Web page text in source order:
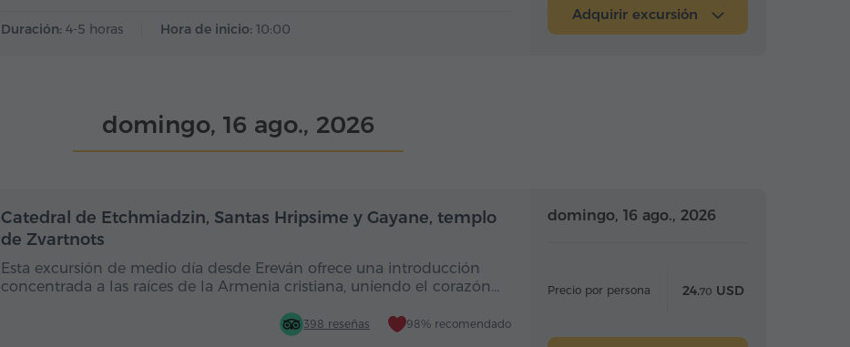
Duración: 4-5 horas Hora de inicio: 10:00
Adquirir excursión
domingo, 16 ago., 2026
Medio día Medio día
Catedral de Etchmiadzin, Santas Hripsime y Gayane, templo
de Zvartnots
Esta excursión de medio día desde Ereván ofrece una introducción
concentrada a las raíces de la Armenia cristiana, uniendo el corazón…
398 reseñas 98% recomendado
domingo, 16 ago., 2026
Precio por persona 24.70 USD